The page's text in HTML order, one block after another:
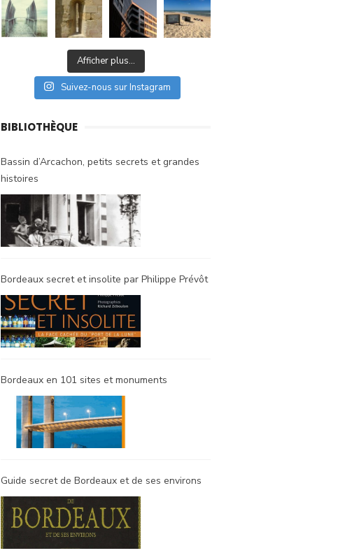
Afficher plus...
Suivez-nous sur Instagram
BIBLIOTHÈQUE
Bassin d’Arcachon, petits secrets et grandes
histoires
Bordeaux secret et insolite par Philippe Prévôt
Bordeaux en 101 sites et monuments
Guide secret de Bordeaux et de ses environs